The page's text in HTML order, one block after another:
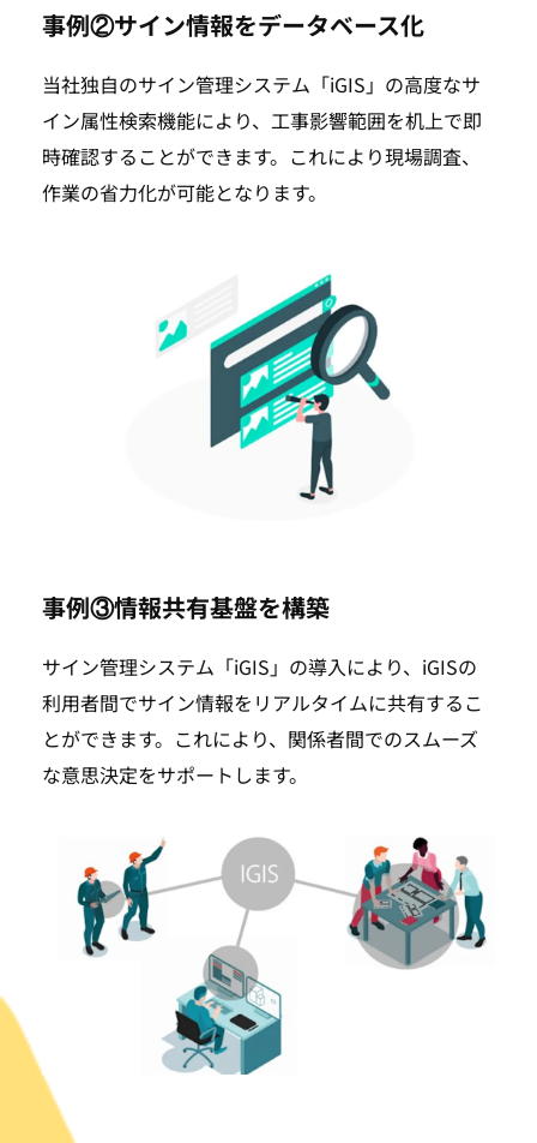
事例②サイン情報をデータベース化
当社独自のサイン管理システム「iGIS」の高度なサ
イン属性検索機能により、工事影響範囲を机上で即
時確認することができます。これにより現場調査、
作業の省力化が可能となります。
事例③情報共有基盤を構築
サイン管理システム「iGIS」の導入により、iGISの
利用者間でサイン情報をリアルタイムに共有するこ
とができます。これにより、関係者間でのスムーズ
な意思決定をサポートします。